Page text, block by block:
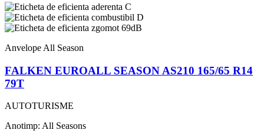
C
D
69dB
Anvelope All Season
FALKEN EUROALL SEASON AS210 165/65 R14
79T
AUTOTURISME
Anotimp: All Seasons